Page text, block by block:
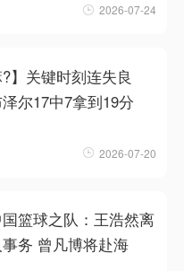
2026-07-24
?】关键时刻连失良
尔17中7拿到19分
2026-07-20
国篮球之队：王浩然离
务 曾凡博将赴海